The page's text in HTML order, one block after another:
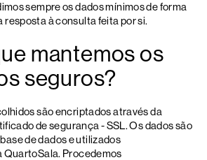
sempre os dados mínimos de forma
resposta à consulta feita por si.
mantemos os
seguros?
são encriptados através da
de segurança - SSL. Os dados são
de dados e utilizados
QuartoSala. Procedemos